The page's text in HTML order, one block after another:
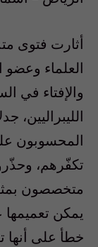
أثارت فتوى
العلماء وعضو
والإفتاء في
الليبراليين،
المحسوبون على
تكفّرهم،
متخصصون
يمكن تعميمها
خطأ على أنها